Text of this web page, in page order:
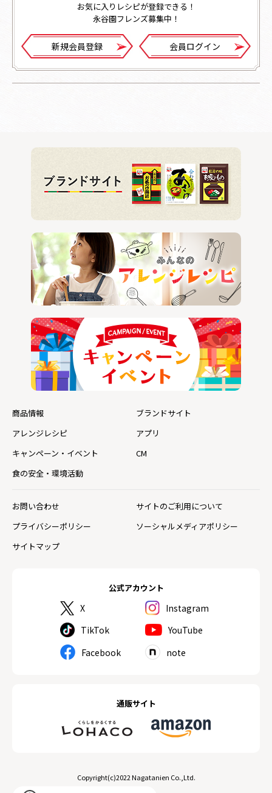
お気に入りレシピが登録できる！
永谷園フレンズ募集中！
新規会員登録 会員ログイン
公式アカウント
X
Instagram
TikTok
YouTube
Facebook
note
通販サイト
商品情報
ブランドサイト
アレンジレシピ
アプリ
キャンペーン・イベント
CM
食の安全・環境活動
お問い合わせ
サイトのご利用について
プライバシーポリシー
ソーシャルメディアポリシー
サイトマップ
Copyright(c)2022 Nagatanien Co.,Ltd.